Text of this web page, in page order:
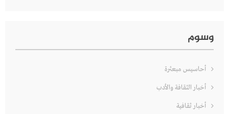
وسوم
أحاسيس مبعثرة
أخبار الثقافة والأدب
أخبار ثقافية